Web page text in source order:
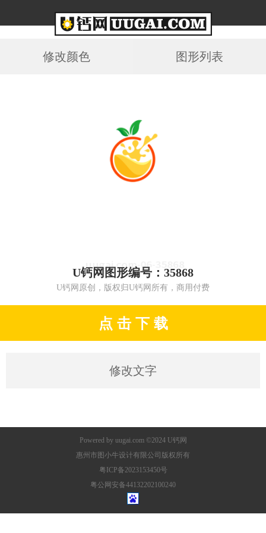
修改颜色 图形列表
U钙网图形编号：35868
U钙网原创，版权归U钙网所有，商用付费
点 击 下 载
修改文字
Powered by uugai.com©2024 U钙网
惠州市图小牛设计有限公司版权所有
粤ICP备2023153450号
粤公网安备44132202100240